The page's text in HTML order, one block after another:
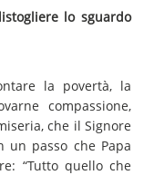
lo sguardo
la povertà, la
compassione,
che il Signore
un passo che Papa
“Tutto quello che